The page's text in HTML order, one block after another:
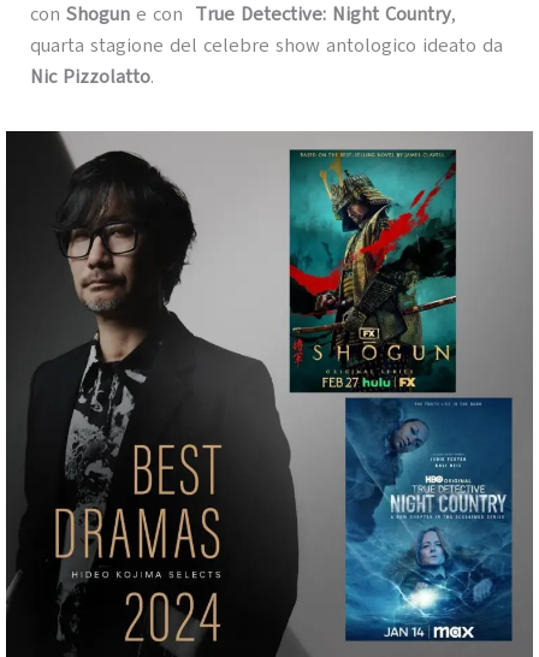
con Shogune con True Detective: Night Country,
quarta stagione del celebre show antologico ideato da
Nic Pizzolatto.